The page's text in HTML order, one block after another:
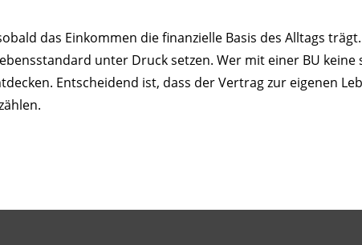
das Einkommen die finanzielle Basis des Alltags
unter Druck setzen. Wer mit einer BU
Entscheidend ist, dass der Vertrag zur eigenen